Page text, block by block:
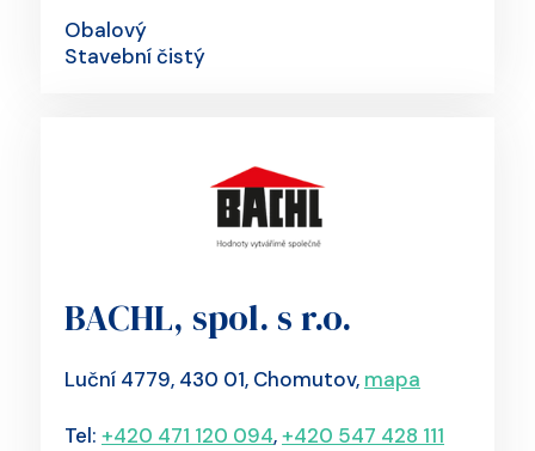
Obalový
Stavební čistý
BACHL, spol. s r.o.
Luční 4779, 430 01, Chomutov, mapa
Tel: +420 471 120 094,+420 547 428 111